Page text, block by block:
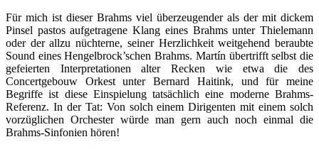
Für mich ist dieser Brahms viel überzeugender als der mit dickem
Pinsel pastos aufgetragene Klang eines Brahms unter Thielemann
oder der allzu nüchterne, seiner Herzlichkeit weitgehend beraubte
Sound eines Hengelbrock’schen Brahms. Martín übertrifft selbst die
gefeierten Interpretationen alter Recken wie etwa die des
Concertgebouw Orkest unter Bernard Haitink, und für meine
Begriffe ist diese Einspielung tatsächlich eine moderne Brahms-
Referenz. In der Tat: Von solch einem Dirigenten mit einem solch
vorzüglichen Orchester würde man gern auch noch einmal die
Brahms-Sinfonien hören!